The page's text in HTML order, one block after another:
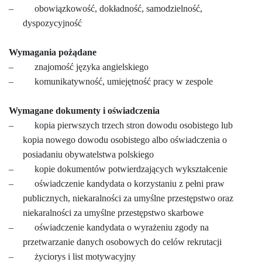
–
obowiązkowość, dokładność, samodzielność,
dyspozycyjność
Wymagania pożądane
–
znajomość języka angielskiego
–
komunikatywność, umiejętność pracy w zespole
Wymagane dokumenty i oświadczenia
–
kopia pierwszych trzech stron dowodu osobistego lub
kopia nowego dowodu osobistego albo oświadczenia o
posiadaniu obywatelstwa polskiego
–
kopie dokumentów potwierdzających wykształcenie
–
oświadczenie kandydata o korzystaniu z pełni praw
publicznych, niekaralności za umyślne przestępstwo oraz
niekaralności za umyślne przestępstwo skarbowe
–
oświadczenie kandydata o wyrażeniu zgody na
przetwarzanie danych osobowych do celów rekrutacji
–
życiorys i list motywacyjny